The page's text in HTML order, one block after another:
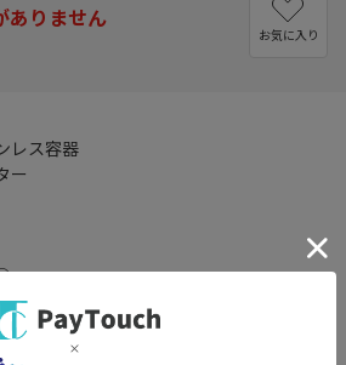
ありません
お気に入り
レス容器
ー